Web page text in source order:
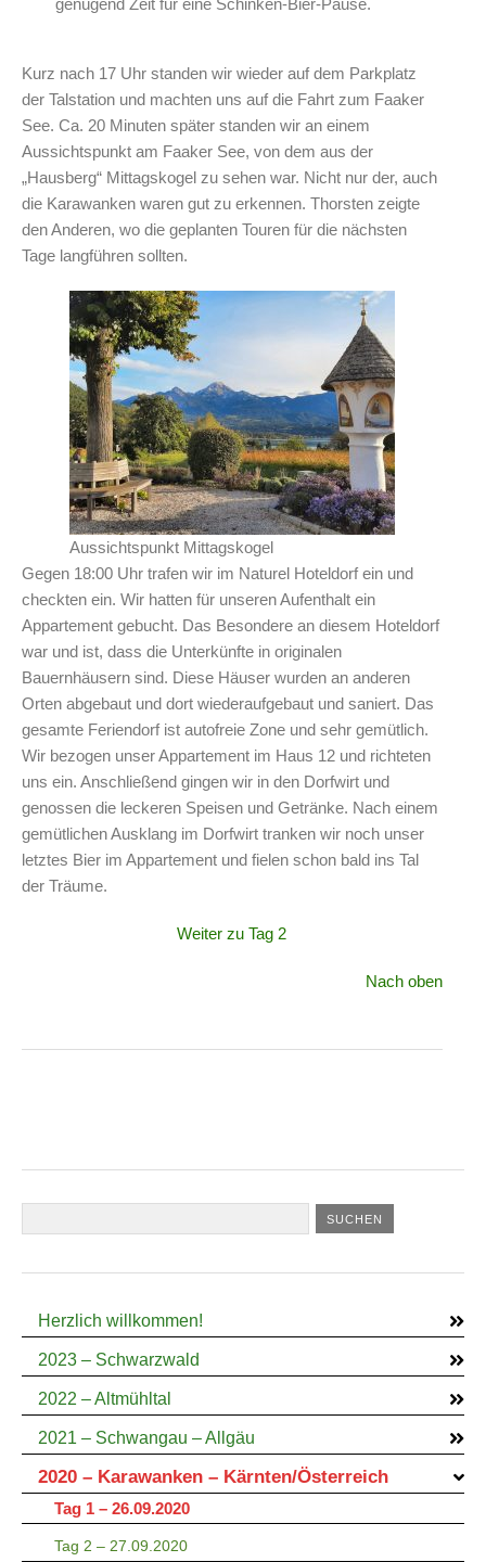
genügend Zeit für eine Schinken-Bier-Pause.
Kurz nach 17 Uhr standen wir wieder auf dem Parkplatz
der Talstation und machten uns auf die Fahrt zum Faaker
See. Ca. 20 Minuten später standen wir an einem
Aussichtspunkt am Faaker See, von dem aus der
„Hausberg“ Mittagskogel zu sehen war. Nicht nur der, auch
die Karawanken waren gut zu erkennen. Thorsten zeigte
den Anderen, wo die geplanten Touren für die nächsten
Tage langführen sollten.
Aussichtspunkt Mittagskogel
Gegen 18:00 Uhr trafen wir im Naturel Hoteldorf ein und
checkten ein. Wir hatten für unseren Aufenthalt ein
Appartement gebucht. Das Besondere an diesem Hoteldorf
war und ist, dass die Unterkünfte in originalen
Bauernhäusern sind. Diese Häuser wurden an anderen
Orten abgebaut und dort wiederaufgebaut und saniert. Das
gesamte Feriendorf ist autofreie Zone und sehr gemütlich.
Wir bezogen unser Appartement im Haus 12 und richteten
uns ein. Anschließend gingen wir in den Dorfwirt und
genossen die leckeren Speisen und Getränke. Nach einem
gemütlichen Ausklang im Dorfwirt tranken wir noch unser
letztes Bier im Appartement und fielen schon bald ins Tal
der Träume.
Weiter zu Tag 2
Nach oben
Herzlich willkommen!
2023 – Schwarzwald
2022 – Altmühltal
2021 – Schwangau – Allgäu
2020 – Karawanken – Kärnten/Österreich
Tag 1 – 26.09.2020
Tag 2 – 27.09.2020